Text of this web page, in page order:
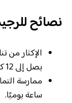
نصائح
الإكثار من
يصل إلى 12 كوب يوميًا.
ممارسة
ساعة يوميًا.